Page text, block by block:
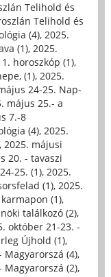
Telihold és
Telihold és
(4), 2025.
(1), 2025.
horoszkóp (1),
(1), 2025.
24-25. Nap-
május 25.- a
7.-8
(4), 2025.
2025. májusi
20. - tavaszi
25. (1), 2025.
(1), 2025.
(1),
találkozó (2),
október 21-23. -
Újhold (1),
Magyarorszá (4),
Magyarorszá (2),